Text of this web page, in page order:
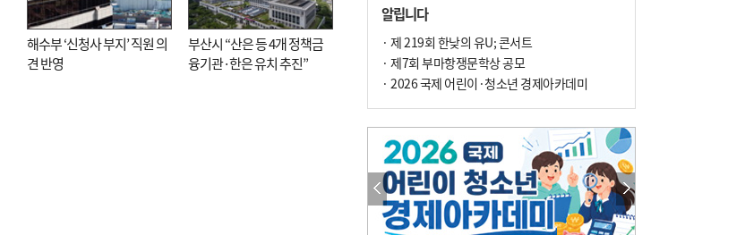
해수부 ‘신청사 부지’ 직원 의
견 반영
부산시 “산은 등 4개 정책금
융기관·한은 유치 추진”
알립니다
· 제 219회 한낮의 유U; 콘서트
· 제7회 부마항쟁문학상 공모
· 2026 국제 어린이·청소년 경제아카데미